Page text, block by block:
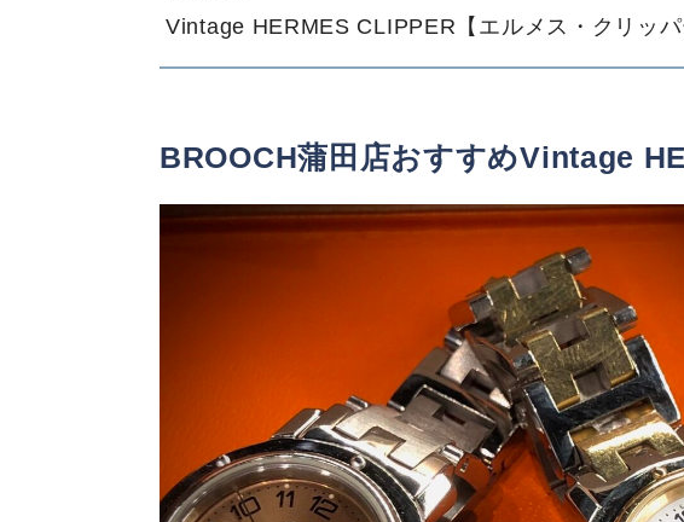
Vintage HERMES CLIPPER【エルメス・クリッ
BROOCH蒲田店おすすめVintage